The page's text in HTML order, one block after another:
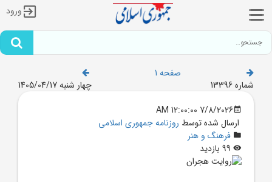
ورود
صفحه 1
شماره 13396
چهار شنبه 1405/04/17
7/8/2026 12:00:00 AM
ارسال شده توسط روزنامه جمهوری اسلامی
فرهنگ و هنر